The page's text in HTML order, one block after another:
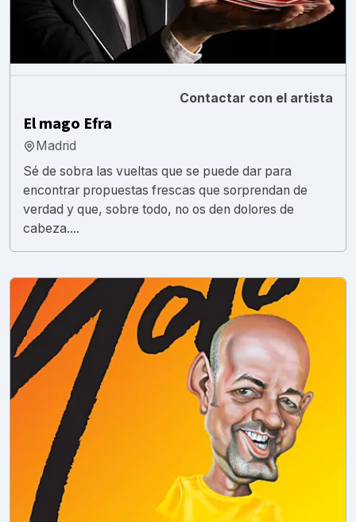
Contactar con el artista
El mago Efra
Madrid
Sé de sobra las vueltas que se puede dar para
encontrar propuestas frescas que sorprendan de
verdad y que, sobre todo, no os den dolores de
cabeza....